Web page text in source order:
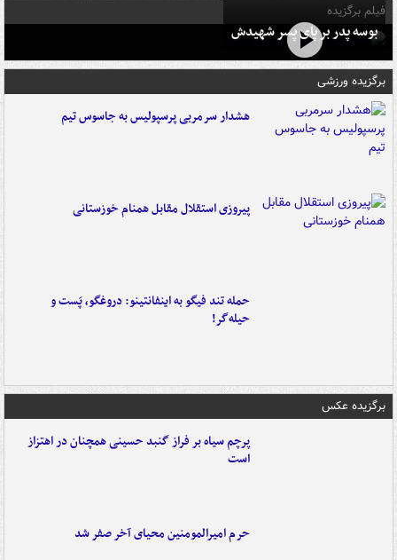
فیلم برگزیده
بوسه‌ پدر بر پای پسر شهیدش
برگزیده ورزشی
هشدار سرمربی پرسپولیس به جاسوس تیم
پیروزی استقلال مقابل همنام خوزستانی
حمله تند فیگو به اینفانتینو: دروغگو، پَست‌ و
حیله‌گر!
برگزیده عکس
پرچم سیاه بر فراز گنبد حسینی همچنان در اهتزاز
است
حرم امیرالمومنین محیای آخر صفر شد